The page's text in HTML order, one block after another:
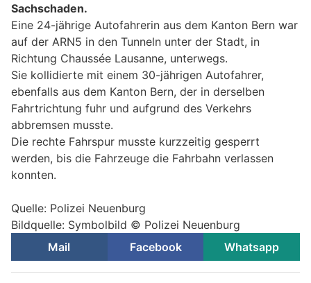
Sachschaden.
Eine 24-jährige Autofahrerin aus dem Kanton Bern war
auf der ARN5 in den Tunneln unter der Stadt, in
Richtung Chaussée Lausanne, unterwegs.
Sie kollidierte mit einem 30-jährigen Autofahrer,
ebenfalls aus dem Kanton Bern, der in derselben
Fahrtrichtung fuhr und aufgrund des Verkehrs
abbremsen musste.
Die rechte Fahrspur musste kurzzeitig gesperrt
werden, bis die Fahrzeuge die Fahrbahn verlassen
konnten.
Quelle: Polizei Neuenburg
Bildquelle: Symbolbild © Polizei Neuenburg
Mail
Facebook Whatsapp